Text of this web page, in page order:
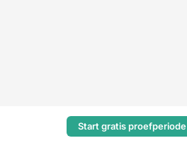
Start gratis proefperiode